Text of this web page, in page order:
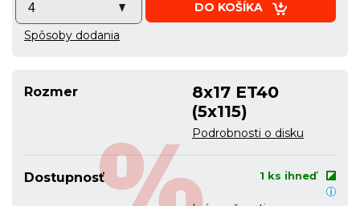
DO KOŠÍKA
Spôsoby dodania
Rozmer
8x17 ET40
(5x115)
Podrobnosti o disku
Dostupnosť 1 ks ihneď